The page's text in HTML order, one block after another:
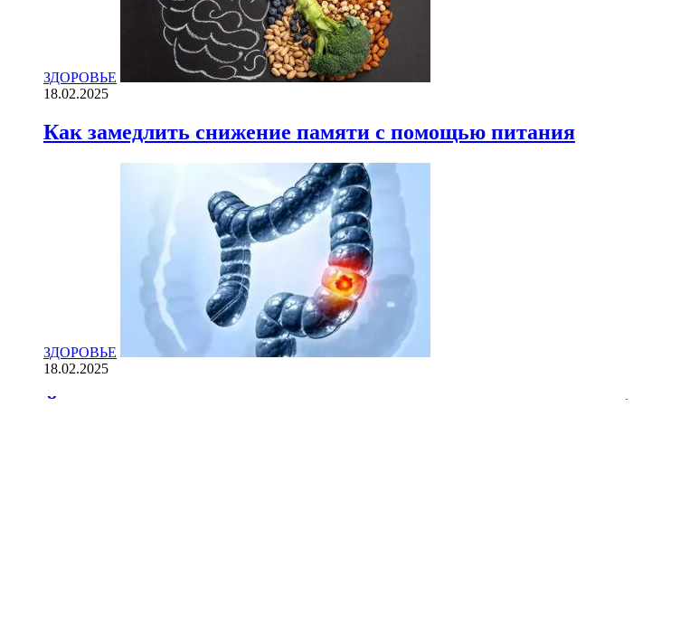
ЗДОРОВЬЕ
18.02.2025
Как замедлить снижение памяти с помощью питания
ЗДОРОВЬЕ
18.02.2025
Йогурт против рака: научные доказательства пользы пробиотиков